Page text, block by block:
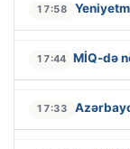
17:58
17:44 MİQ-də
17:33